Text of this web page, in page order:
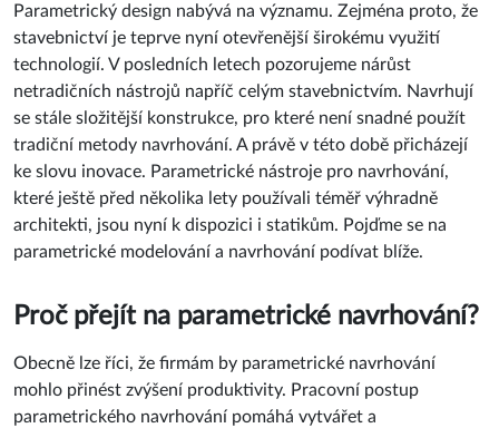
Parametrický design nabývá na významu. Zejména proto, že
stavebnictví je teprve nyní otevřenější širokému využití
technologií. V posledních letech pozorujeme nárůst
netradičních nástrojů napříč celým stavebnictvím. Navrhují
se stále složitější konstrukce, pro které není snadné použít
tradiční metody navrhování. A právě v této době přicházejí
ke slovu inovace. Parametrické nástroje pro navrhování,
které ještě před několika lety používali téměř výhradně
architekti, jsou nyní k dispozici i statikům. Pojďme se na
parametrické modelování a navrhování podívat blíže.
Proč přejít na parametrické navrhování?
Obecně lze říci, že firmám by parametrické navrhování
mohlo přinést zvýšení produktivity. Pracovní postup
parametrického navrhování pomáhá vytvářet a